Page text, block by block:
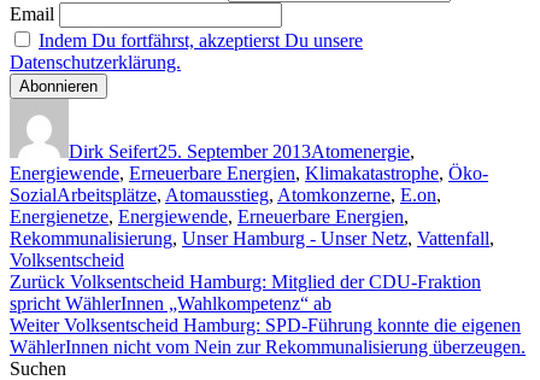
Email
Indem Du fortfährst, akzeptierst Du unsere
Datenschutzerklärung.
Dirk Seifert25. September 2013Atomenergie,
Energiewende, Erneuerbare Energien, Klimakatastrophe, Öko-
SozialSchlagwörter
Arbeitsplätze, Atomausstieg, Atomkonzerne, E.on,
Energienetze, Energiewende, Erneuerbare Energien,
Rekommunalisierung, Unser Hamburg - Unser Netz, Vattenfall,
Volksentscheid
Beitragsnavigation
Zurück Vorheriger
Beitrag:
Volksentscheid Hamburg: Mitglied der CDU-Fraktion
spricht WählerInnen „Wahlkompetenz“ ab
Weiter Nächster
Beitrag:
Volksentscheid Hamburg: SPD-Führung konnte die eigenen
WählerInnen nicht vom Nein zur Rekommunalisierung überzeugen.
Suchen